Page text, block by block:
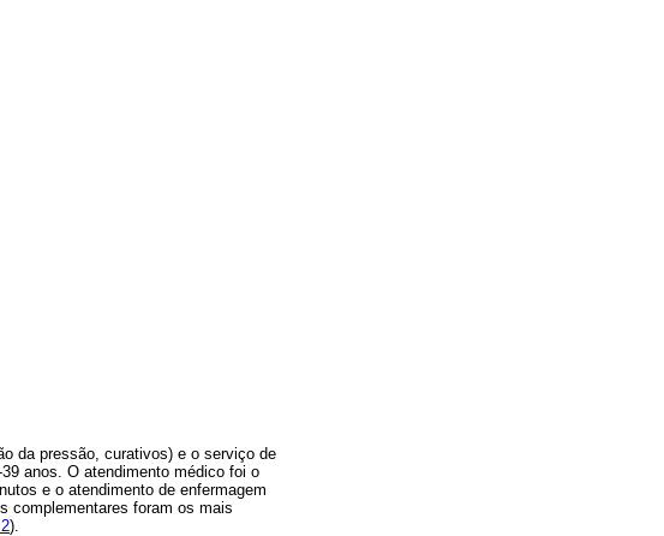
da pressão, curativos) e o serviço de
anos. O atendimento médico foi o
e o atendimento de enfermagem
complementares foram os mais
).